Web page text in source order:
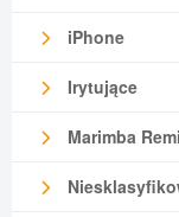
iPhone
Irytujące
Marimba